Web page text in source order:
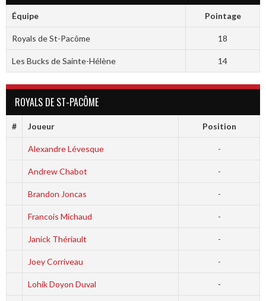
Équipe Pointage
Royals de St-Pacôme 18
Les Bucks de Sainte-Hélène 14
ROYALS DE ST-PACÔME
# Joueur Position
Alexandre Lévesque -
Andrew Chabot -
Brandon Joncas -
Francois Michaud -
Janick Thériault -
Joey Corriveau -
Lohik Doyon Duval -